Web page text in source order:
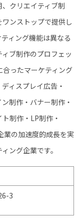
クリエイティブ制
ンストップで提供し
ィング機能は異なる
ブ制作のプロフェッ
ったマーケティング
ィスプレイ広告・
制作・バナー制作・
制作・LP制作・
業の加速度的成長を実
ング企業です。
3